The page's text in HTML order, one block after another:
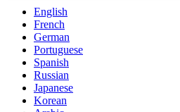
English
French
German
Portuguese
Spanish
Russian
Japanese
Korean